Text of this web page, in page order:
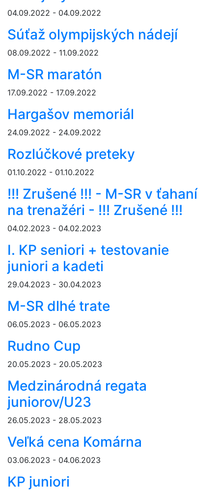
04.09.2022 - 04.09.2022
Súťaž olympijských nádejí
08.09.2022 - 11.09.2022
M-SR maratón
17.09.2022 - 17.09.2022
Hargašov memoriál
24.09.2022 - 24.09.2022
Rozlúčkové preteky
01.10.2022 - 01.10.2022
!!! Zrušené !!! - M-SR v ťahaní
na trenažéri - !!! Zrušené !!!
04.02.2023 - 04.02.2023
I. KP seniori + testovanie
juniori a kadeti
29.04.2023 - 30.04.2023
M-SR dlhé trate
06.05.2023 - 06.05.2023
Rudno Cup
20.05.2023 - 20.05.2023
Medzinárodná regata
juniorov/U23
26.05.2023 - 28.05.2023
Veľká cena Komárna
03.06.2023 - 04.06.2023
KP juniori